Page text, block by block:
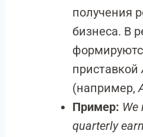
получения
бизнеса. В
приставкой
(например,
Пример:
quarterly